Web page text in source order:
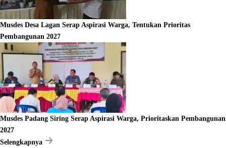
Musdes Desa Lagan Serap Aspirasi Warga, Tentukan Prioritas
Pembangunan 2027
Musdes Padang Siring Serap Aspirasi Warga, Prioritaskan Pembangunan
2027
Selengkapnya